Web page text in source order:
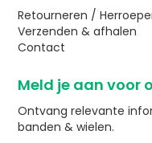
Retourneren /
Verzenden & afhalen
Contact
Meld je aan voor
Ontvang relevante
banden & wielen.